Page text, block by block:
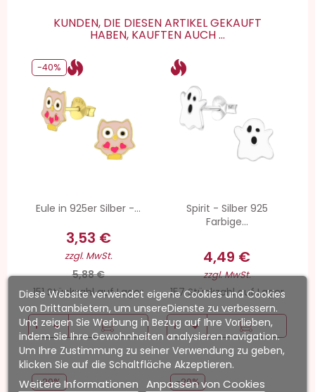
KUNDEN, DIE DIESEN ARTIKEL GEKAUFT
HABEN, KAUFTEN AUCH ...
Eule in 925er Silber -...
3,53 €
zzgl. MwSt.
5,88 €
151 Stückzahl auf Lager
-40%
Spirit - Silber 925
Farbige...
4,49 €
zzgl. MwSt.
157 Stückzahl auf Lager
-20% -20%
Diese Website verwendet eigene Cookies und Cookies
von Drittanbietern, um unsereDienste zu verbessern.
Und zeigen Sie Werbung in Bezug auf Ihre Vorlieben,
indem Sie Ihre Gewohnheiten analysieren navigation.
Um Ihre Zustimmung zu seiner Verwendung zu geben,
klicken Sie auf die Schaltfläche Akzeptieren.
Weitere Informationen Anpassen von Cookies